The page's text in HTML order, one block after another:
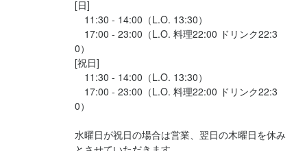
[日]
11:30 - 14:00（L.O. 13:30）
17:00 - 23:00（L.O. 料理22:00 ドリンク22:3
0）
[祝日]
11:30 - 14:00（L.O. 13:30）
17:00 - 23:00（L.O. 料理22:00 ドリンク22:3
0）
水曜日が祝日の場合は営業、翌日の木曜日を休み